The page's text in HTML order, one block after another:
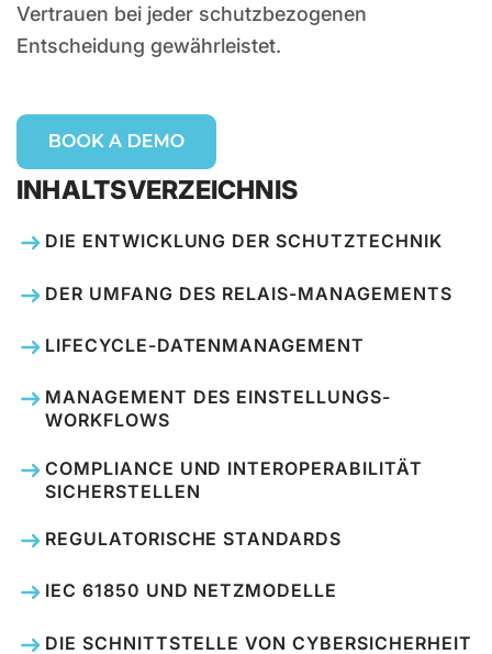
Vertrauen bei jeder schutzbezogenen
Entscheidung gewährleistet.
INHALTSVERZEICHNIS
DIE ENTWICKLUNG DER SCHUTZTECHNIK
DER UMFANG DES RELAIS-MANAGEMENTS
LIFECYCLE-DATENMANAGEMENT
MANAGEMENT DES EINSTELLUNGS-
WORKFLOWS
COMPLIANCE UND INTEROPERABILITÄT
SICHERSTELLEN
REGULATORISCHE STANDARDS
IEC 61850 UND NETZMODELLE
DIE SCHNITTSTELLE VON CYBERSICHERHEIT